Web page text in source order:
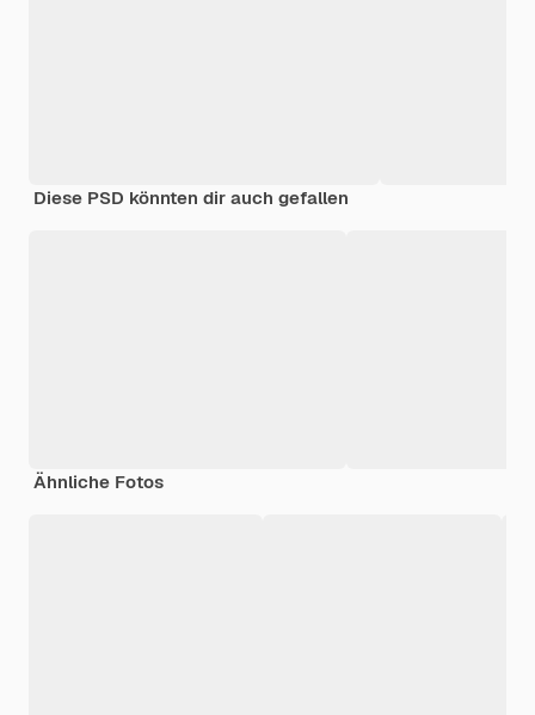
Diese PSD könnten dir auch gefallen
Ähnliche Fotos